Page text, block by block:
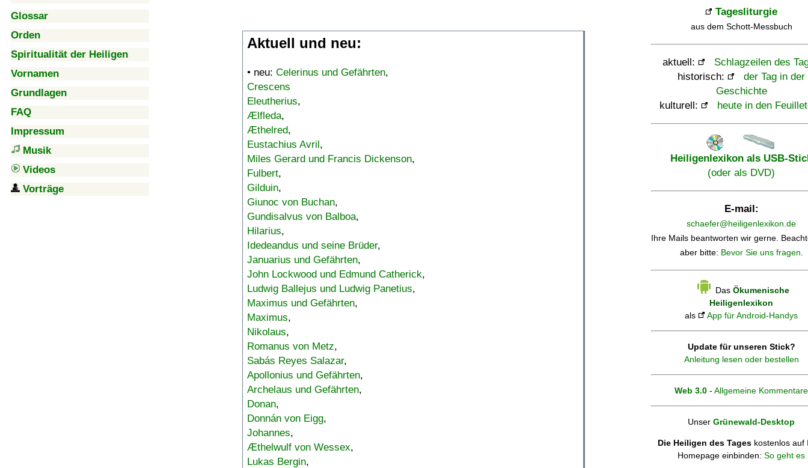
Glossar
Orden
Spiritualität der Heiligen
Vornamen
Grundlagen
FAQ
Impressum
Musik
Videos
Vorträge
Aktuell und neu:
• neu: Celerinus und Gefährten,
Crescens
Eleutherius,
Ælfleda,
Æthelred,
Eustachius Avril,
Miles Gerard und Francis Dickenson,
Fulbert,
Gilduin,
Giunoc von Buchan,
Gundisalvus von Balboa,
Hilarius,
Idedeandus und seine Brüder,
Januarius und Gefährten,
John Lockwood und Edmund Catherick,
Ludwig Ballejus und Ludwig Panetius,
Maximus und Gefährten,
Maximus,
Nikolaus,
Romanus von Metz,
Sabás Reyes Salazar,
Apollonius und Gefährten,
Archelaus und Gefährten,
Donan,
Donnán von Eigg,
Johannes,
Æthelwulf von Wessex,
Lukas Bergin,
Tagesliturgie
aus dem Schott-Messbuch
aktuell:
Schlagzeilen des
historisch:
der Tag in der
Geschichte
kulturell:
heute in den
Heiligenlexikon als USB-
(oder als DVD)
E-mail:
schaefer@heiligenlexikon.de
Ihre Mails beantworten wir gerne.
aber bitte: Bevor Sie uns fragen.
Das Ökumenische
Heiligenlexikon
als
App für Android-Handys
Update für unseren Stick?
Anleitung lesen oder bestellen
Web 3.0 - Allgemeine Kommentare
Unser Grünewald-Desktop
Die Heiligen des Tages kostenlos auf
Homepage einbinden: So geht es